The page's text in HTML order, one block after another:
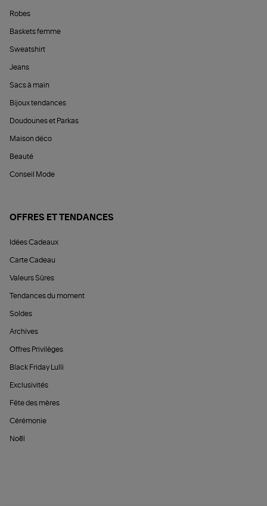
Robes
Baskets femme
Sweatshirt
Jeans
Sacs à main
Bijoux tendances
Doudounes et Parkas
Maison déco
Beauté
Conseil Mode
OFFRES ET TENDANCES
Idées Cadeaux
Carte Cadeau
Valeurs Sûres
Tendances du moment
Soldes
Archives
Offres Privilèges
Black Friday Lulli
Exclusivités
Fête des mères
Cérémonie
Noël